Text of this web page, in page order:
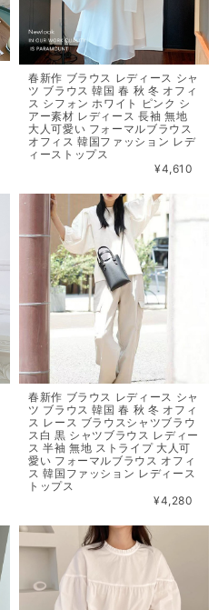
春新作 ブラウス レディース シャ
ツ ブラウス 韓国 春 秋 冬 オフィ
ス シフォン ホワイト ピンク シ
アー素材 レディース 長袖 無地
大人可愛い フォーマルブラウス
オフィス 韓国ファッション レデ
ィーストップス
¥4,610
春新作 ブラウス レディース シャ
ツ ブラウス 韓国 春 秋 冬 オフィ
ス レース ブラウスシャツブラウ
ス白 黒 シャツブラウス レディー
ス 半袖 無地 ストライプ 大人可
愛い フォーマルブラウス オフィ
ス 韓国ファッション レディース
トップス
¥4,280